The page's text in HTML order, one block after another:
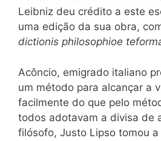
Leibniz deu crédito a este
uma edição da sua obra,
dictionis philosophioe
Acôncio, emigrado italiano
um método para alcançar a
facilmente do que pelo
todos adotavam a divisa de
filósofo, Justo Lipso tomou